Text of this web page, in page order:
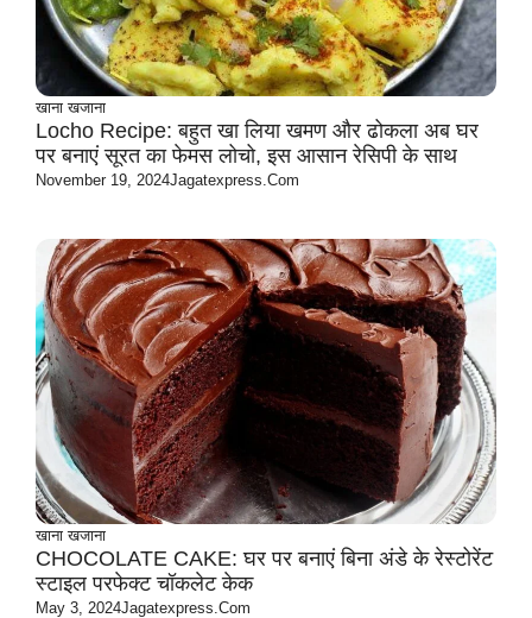
खाना खजाना
Locho Recipe: बहुत खा लिया खमण और ढोकला अब घर
पर बनाएं सूरत का फेमस लोचो, इस आसान रेसिपी के साथ
November 19, 2024Jagatexpress.com
खाना खजाना
CHOCOLATE CAKE: घर पर बनाएं बिना अंडे के रेस्टोरेंट
स्टाइल परफेक्ट चॉकलेट केक
May 3, 2024Jagatexpress.com